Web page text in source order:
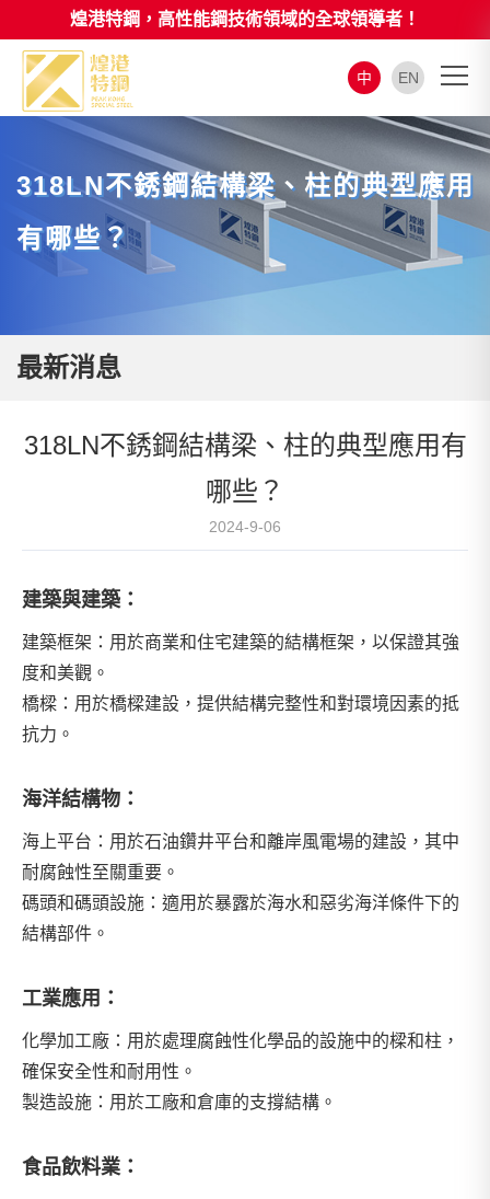
煌港特鋼，高性能鋼技術領域的全球領導者！
中 EN
318LN不銹鋼結構梁、柱的典型應用
有哪些？
最新消息
318LN不銹鋼結構梁、柱的典型應用有
哪些？
2024-9-06
建築與建築：
建築框架：用於商業和住宅建築的結構框架，以保證其強
度和美觀。
橋樑：用於橋樑建設，提供結構完整性和對環境因素的抵
抗力。
海洋結構物：
海上平台：用於石油鑽井平台和離岸風電場的建設，其中
耐腐蝕性至關重要。
碼頭和碼頭設施：適用於暴露於海水和惡劣海洋條件下的
結構部件。
工業應用：
化學加工廠：用於處理腐蝕性化學品的設施中的樑和柱，
確保安全性和耐用性。
製造設施：用於工廠和倉庫的支撐結構。
食品飲料業：